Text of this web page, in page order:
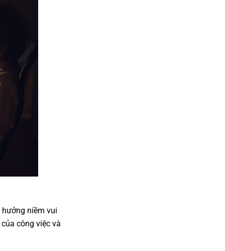
niềm vui
công việc và